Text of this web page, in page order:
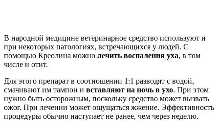
В народной медицине ветеринарное средство используют и
при некоторых патологиях, встречающихся у людей. С
помощью Креолина можно лечить воспаления уха, в том
числе и отит.
Для этого препарат в соотношении 1:1 разводят с водой,
смачивают им тампон и вставляют на ночь в ухо. При этом
нужно быть осторожным, поскольку средство может вызвать
ожог. При лечении может ощущаться жжение. Эффективность
процедуры обычно наступает не ранее, чем через неделю.